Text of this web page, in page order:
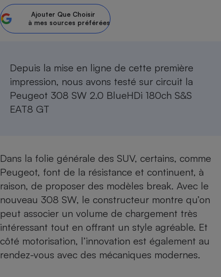
Ajouter Que Choisir
à mes sources préférées
Depuis la mise en ligne de cette première
impression, nous avons testé sur circuit la
Peugeot 308 SW 2.0 BlueHDi 180ch S&S
EAT8 GT
Dans la folie générale des SUV, certains, comme
Peugeot, font de la résistance et continuent, à
raison, de proposer des modèles break. Avec le
nouveau 308 SW, le constructeur montre qu’on
peut associer un volume de chargement très
intéressant tout en offrant un style agréable. Et
côté motorisation, l’innovation est également au
rendez-vous avec des mécaniques modernes.
Plaque de cuisson à
induction
Téléphone mobile -
Smartphone
Matelas